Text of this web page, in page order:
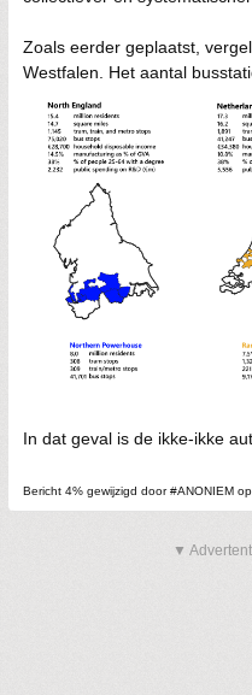
Zoals eerder geplaatst,
Westfalen. Het aantal
In dat geval is de ikke-ikke
Bericht 4% gewijzigd door #ANONIEM
▼